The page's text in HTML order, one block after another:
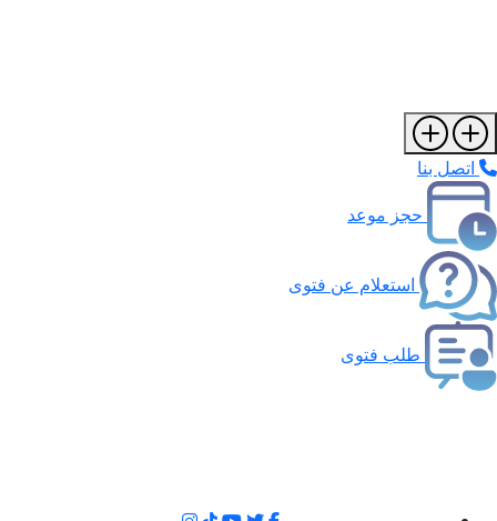
اتصل بنا
حجز موعد
استعلام عن فتوى
طلب فتوى